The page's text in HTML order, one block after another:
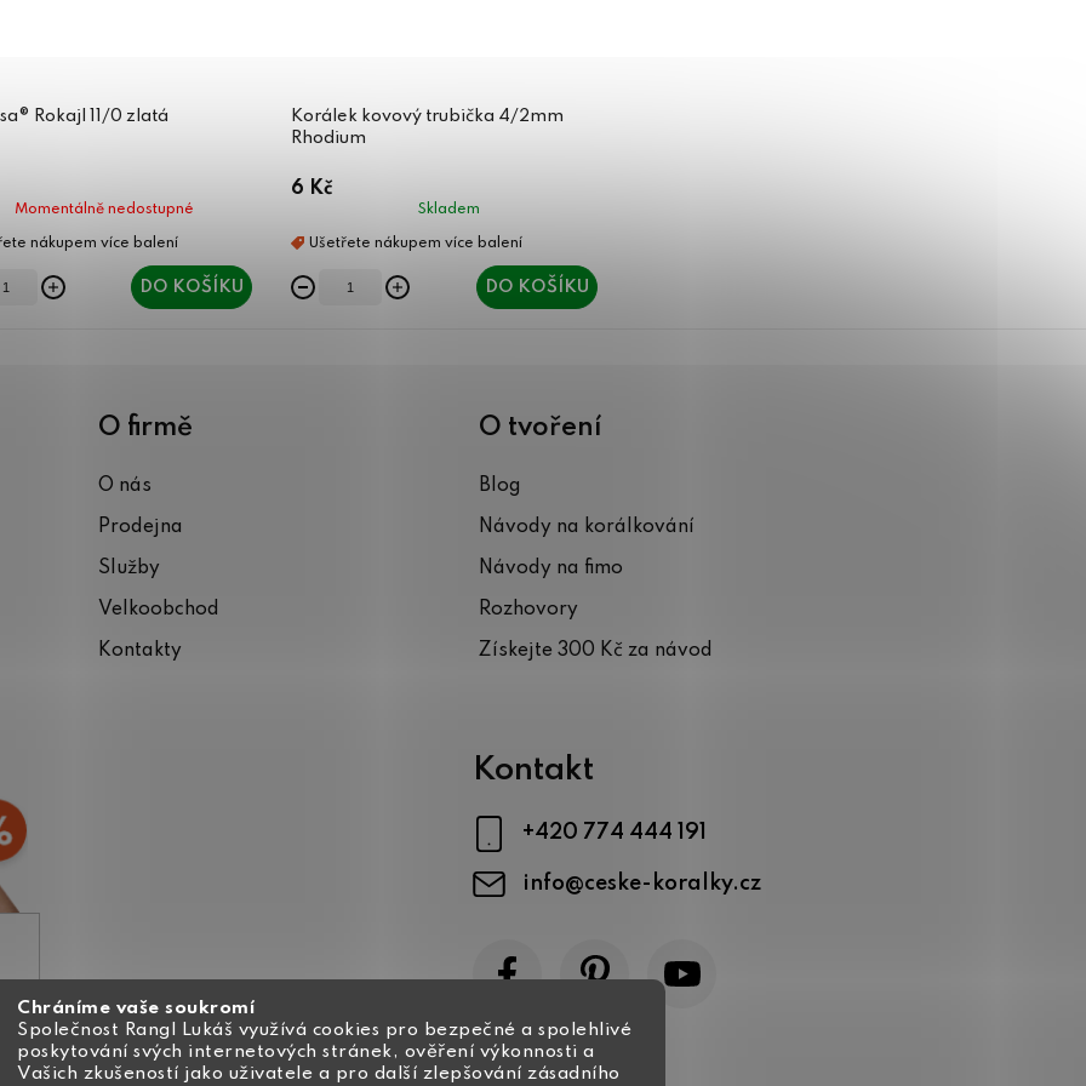
Chráníme vaše soukromí
Společnost Rangl Lukáš využívá cookies pro bezpečné a spolehlivé
poskytování svých internetových stránek, ověření výkonnosti a
Vašich zkušeností jako uživatele a pro další zlepšování zásadního
Rokajl 11/0 zlatá
Momentálně nedostupné
DO KOŠÍKU
Korálek kovový trubička 4/2mm
Rhodium
6 Kč
Skladem
DO KOŠÍKU
O firmě
O nás
Prodejna
Služby
Velkoobchod
Kontakty
O tvoření
Blog
Návody na korálkování
Návody na fimo
Rozhovory
Získejte 300 Kč za návod
Kontakt
info@ceske-koralky.cz
+420 774 444 191